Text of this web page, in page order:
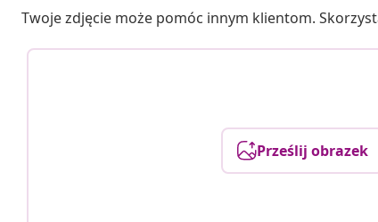
Twoje zdjęcie może pomóc innym klientom.
Prześlij obrazek